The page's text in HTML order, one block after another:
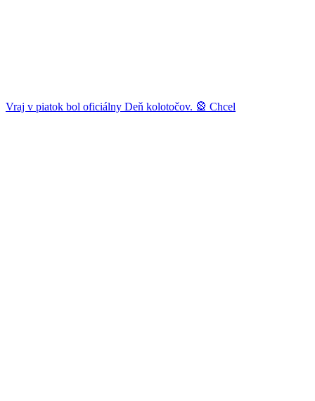
Vraj v piatok bol oficiálny Deň kolotočov. 🎡 Chcel